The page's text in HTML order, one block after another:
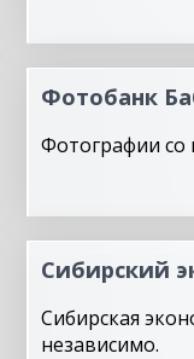
Фотобанк
Фотографии со
Сибирский
Сибирская
независимо.